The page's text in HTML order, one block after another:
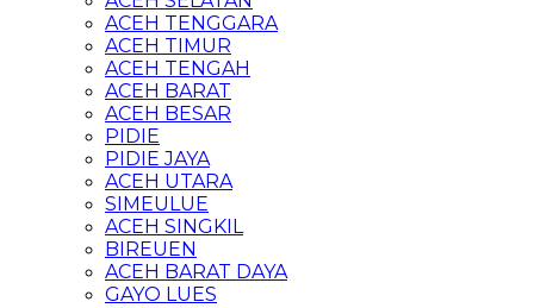
ACEH TENGGARA
ACEH TIMUR
ACEH TENGAH
ACEH BARAT
ACEH BESAR
PIDIE
PIDIE JAYA
ACEH UTARA
SIMEULUE
ACEH SINGKIL
BIREUEN
ACEH BARAT DAYA
GAYO LUES